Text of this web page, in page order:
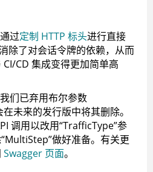
通过定制 HTTP 标头进行直接
除了对会话令牌的依赖，从而
CD 集成变得更加简单高
们已弃用布尔参数
未来的发行版中将其删除。
调用以改用“TrafficType”参
做好准备。有关更
Swagger 页面。